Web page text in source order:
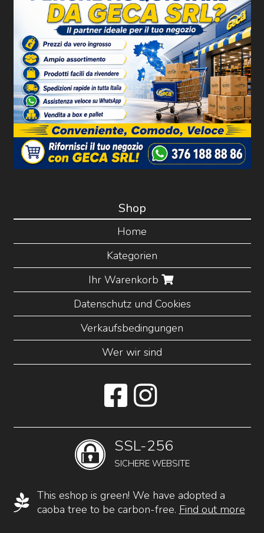
Shop
Home
Kategorien
Ihr Warenkorb
Datenschutz und Cookies
Verkaufsbedingungen
Wer wir sind
SSL-256
SICHERE WEBSITE
This eshop is green! We have adopted a
caoba tree to be carbon-free. Find out more